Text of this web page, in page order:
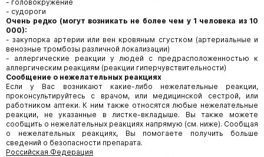
- головокружение
- судороги
Очень редко (могут возникать не более чем у 1 человека из 10
000):
- закупорка артерии или вен кровяным сгустком (артериальные и
венозные тромбозы различной локализации)
- аллергические реакции у людей с предрасположенностью к
аллергическим реакциям (реакции гиперчувствительности)
Сообщение о нежелательных реакциях
Если у Вас возникают какие-либо нежелательные реакции,
проконсультируйтесь с врачом, или медицинской сестрой, или
работником аптеки. К ним также относятся любые нежелательные
реакции, не указанные в листке-вкладыше. Вы также можете
сообщить о нежелательных реакциях напрямую (см. ниже). Сообщая
о нежелательных реакциях, Вы помогаете получить больше
сведений о безопасности препарата.
Российская Федерация